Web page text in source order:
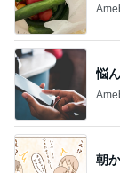
悩
朝